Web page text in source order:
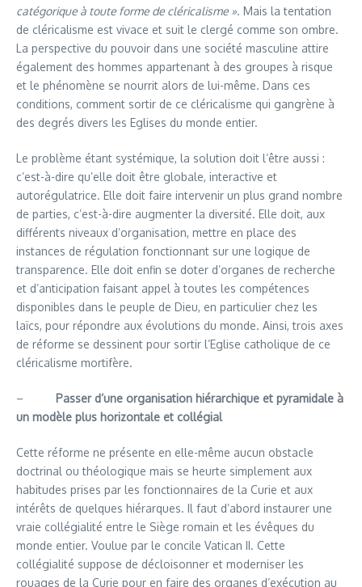
catégorique à toute forme de cléricalisme ». Mais la tentation
de cléricalisme est vivace et suit le clergé comme son ombre.
La perspective du pouvoir dans une société masculine attire
également des hommes appartenant à des groupes à risque
et le phénomène se nourrit alors de lui-même. Dans ces
conditions, comment sortir de ce cléricalisme qui gangrène à
des degrés divers les Eglises du monde entier.
Le problème étant systémique, la solution doit l’être aussi :
c’est-à-dire qu’elle doit être globale, interactive et
autorégulatrice. Elle doit faire intervenir un plus grand nombre
de parties, c’est-à-dire augmenter la diversité. Elle doit, aux
différents niveaux d’organisation, mettre en place des
instances de régulation fonctionnant sur une logique de
transparence. Elle doit enfin se doter d’organes de recherche
et d’anticipation faisant appel à toutes les compétences
disponibles dans le peuple de Dieu, en particulier chez les
laïcs, pour répondre aux évolutions du monde. Ainsi, trois axes
de réforme se dessinent pour sortir l’Eglise catholique de ce
cléricalisme mortifère.
– Passer d’une organisation hiérarchique et pyramidale à
un modèle plus horizontale et collégial
Cette réforme ne présente en elle-même aucun obstacle
doctrinal ou théologique mais se heurte simplement aux
habitudes prises par les fonctionnaires de la Curie et aux
intérêts de quelques hiérarques. Il faut d’abord instaurer une
vraie collégialité entre le Siège romain et les évêques du
monde entier. Voulue par le concile Vatican II. Cette
collégialité suppose de décloisonner et moderniser les
rouages de la Curie pour en faire des organes d’exécution au